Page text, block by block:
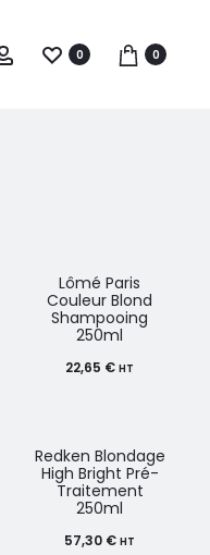
0 0
Lômé Paris
Couleur Blond
Shampooing
250ml
22,65 € HT
Redken Blondage
High Bright Pré-
Traitement
250ml
57,30 € HT